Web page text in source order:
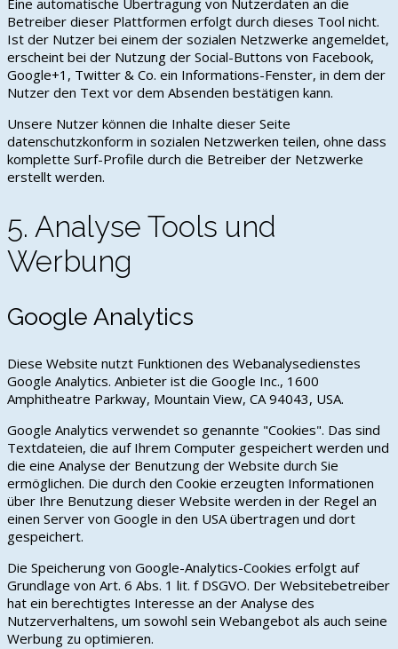
Betreiber dieser Plattformen erfolgt durch dieses Tool nicht.
Ist der Nutzer bei einem der sozialen Netzwerke angemeldet,
erscheint bei der Nutzung der Social-Buttons von Facebook,
Google+1, Twitter & Co. ein Informations-Fenster, in dem der
Nutzer den Text vor dem Absenden bestätigen kann.
Unsere Nutzer können die Inhalte dieser Seite
datenschutzkonform in sozialen Netzwerken teilen, ohne dass
komplette Surf-Profile durch die Betreiber der Netzwerke
erstellt werden.
5. Analyse Tools und
Werbung
Google Analytics
Diese Website nutzt Funktionen des Webanalysedienstes
Google Analytics. Anbieter ist die Google Inc., 1600
Amphitheatre Parkway, Mountain View, CA 94043, USA.
Google Analytics verwendet so genannte "Cookies". Das sind
Textdateien, die auf Ihrem Computer gespeichert werden und
die eine Analyse der Benutzung der Website durch Sie
ermöglichen. Die durch den Cookie erzeugten Informationen
über Ihre Benutzung dieser Website werden in der Regel an
einen Server von Google in den USA übertragen und dort
gespeichert.
Die Speicherung von Google-Analytics-Cookies erfolgt auf
Grundlage von Art. 6 Abs. 1 lit. f DSGVO. Der Websitebetreiber
hat ein berechtigtes Interesse an der Analyse des
Nutzerverhaltens, um sowohl sein Webangebot als auch seine
Werbung zu optimieren.